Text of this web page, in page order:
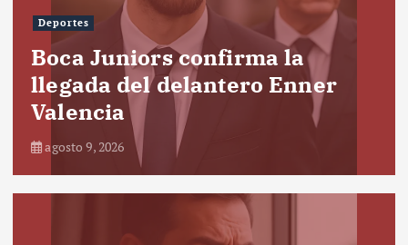
Deportes
Boca Juniors confirma la
llegada del delantero Enner
Valencia
agosto 9, 2026